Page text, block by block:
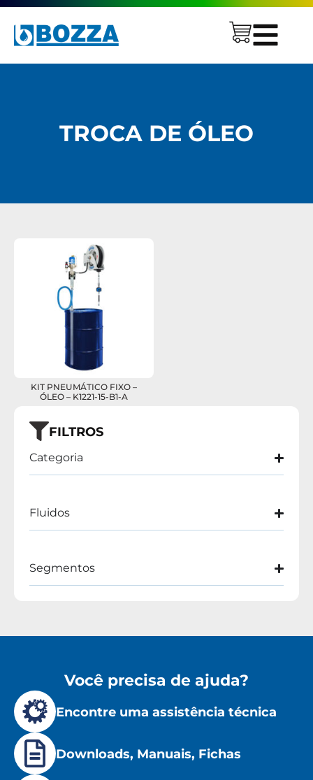
TROCA DE ÓLEO
FILTROS
Categoria
Fluidos
Segmentos
KIT PNEUMÁTICO FIXO –
ÓLEO – K1221-15-B1-A
Você precisa de ajuda?
Encontre uma assistência técnica
Downloads, Manuais, Fichas